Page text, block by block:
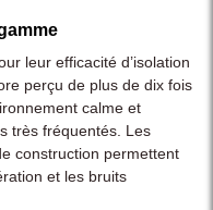
leur efficacité d’isolation
perçu de plus de dix fois
calme et
très fréquentés. Les
construction permettent
et les bruits